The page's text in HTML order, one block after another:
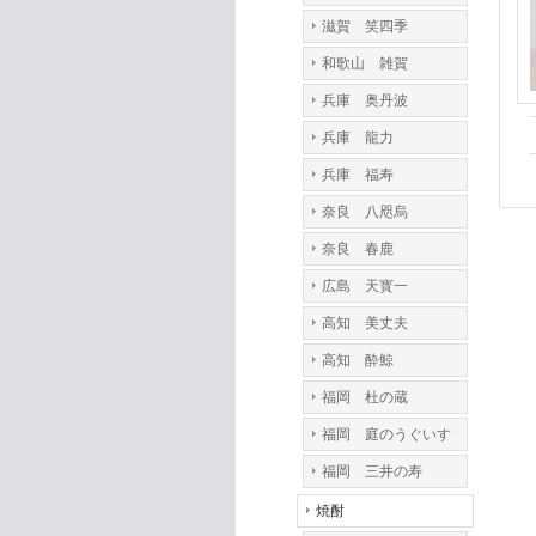
滋賀 笑四季
和歌山 雑賀
兵庫 奥丹波
兵庫 龍力
兵庫 福寿
奈良 八咫烏
奈良 春鹿
広島 天寳一
高知 美丈夫
高知 酔鯨
福岡 杜の蔵
福岡 庭のうぐいす
福岡 三井の寿
焼酎